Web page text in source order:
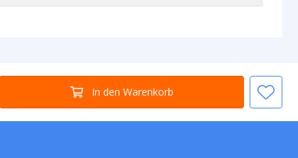
In den Warenkorb